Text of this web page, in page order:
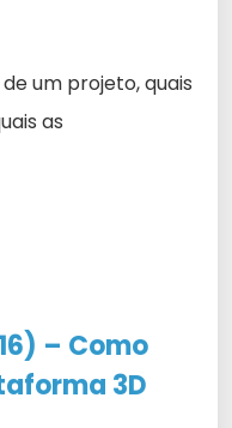
um projeto, quais
as
– Como
3D